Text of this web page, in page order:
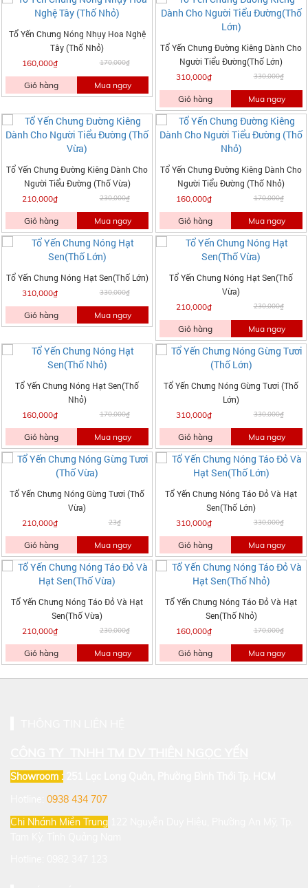
Tổ Yến Chưng Nóng Nhụy Hoa Nghệ
Tây (Thố Nhỏ)
160,000₫ 170,000₫
Giỏ hàng Mua ngay
Tổ Yến Chưng Đường Kiêng Dành Cho
Người Tiểu Đường(Thố Lớn)
310,000₫ 330,000₫
Giỏ hàng Mua ngay
Tổ Yến Chưng Đường Kiêng Dành Cho
Người Tiểu Đường (Thố Vừa)
210,000₫ 230,000₫
Giỏ hàng Mua ngay
Tổ Yến Chưng Đường Kiêng Dành Cho
Người Tiểu Đường (Thố Nhỏ)
160,000₫ 170,000₫
Giỏ hàng Mua ngay
Tổ Yến Chưng Nóng Hạt Sen(Thố Lớn)
310,000₫ 330,000₫
Giỏ hàng Mua ngay
Tổ Yến Chưng Nóng Hạt Sen(Thố
Vừa)
210,000₫ 230,000₫
Giỏ hàng Mua ngay
Tổ Yến Chưng Nóng Hạt Sen(Thố
Nhỏ)
160,000₫ 170,000₫
Giỏ hàng Mua ngay
Tổ Yến Chưng Nóng Gừng Tươi (Thố
Lớn)
310,000₫ 330,000₫
Giỏ hàng Mua ngay
Tổ Yến Chưng Nóng Gừng Tươi (Thố
Vừa)
210,000₫ 23₫
Giỏ hàng Mua ngay
Tổ Yến Chưng Nóng Táo Đỏ Và Hạt
Sen(Thố Lớn)
310,000₫ 330,000₫
Giỏ hàng Mua ngay
Tổ Yến Chưng Nóng Táo Đỏ Và Hạt
Sen(Thố Vừa)
210,000₫ 230,000₫
Giỏ hàng Mua ngay
Tổ Yến Chưng Nóng Táo Đỏ Và Hạt
Sen(Thố Nhỏ)
160,000₫ 170,000₫
Giỏ hàng Mua ngay
Showroom :
0938 434 707
Chi Nhánh Miền Trung